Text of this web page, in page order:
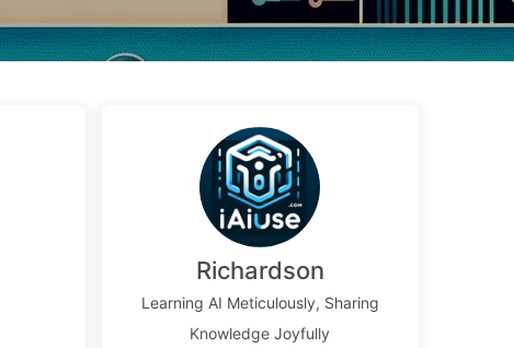
Richardson
Learning AI Meticulously, Sharing
Knowledge Joyfully